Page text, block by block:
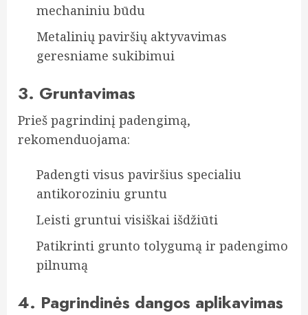
mechaniniu būdu
Metalinių paviršių aktyvavimas
geresniame sukibimui
3. Gruntavimas
Prieš pagrindinį padengimą,
rekomenduojama:
Padengti visus paviršius specialiu
antikoroziniu gruntu
Leisti gruntui visiškai išdžiūti
Patikrinti grunto tolygumą ir padengimo
pilnumą
4. Pagrindinės dangos aplikavimas